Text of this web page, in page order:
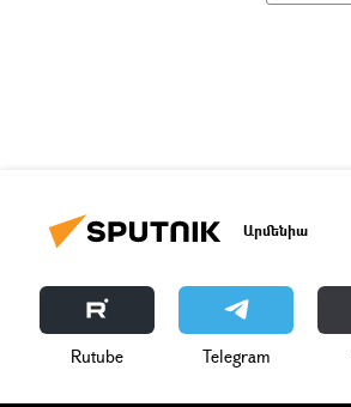
Արմենիա
Rutube Telegram